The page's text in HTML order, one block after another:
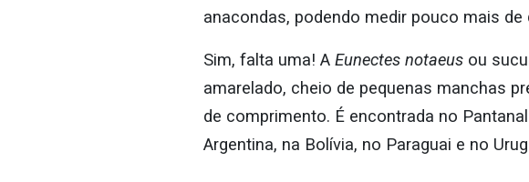
anacondas, podendo medir pouco mais
Sim, falta uma! A Eunectes notaeus ou
amarelado, cheio de pequenas manchas
de comprimento. É encontrada no
Argentina, na Bolívia, no Paraguai e no